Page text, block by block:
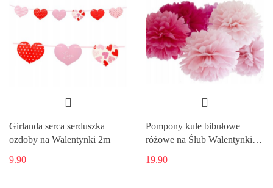
Girlanda serca serduszka
ozdoby na Walentynki 2m
9.90
Pompony kule bibułowe
różowe na Ślub Walentynki
19.90